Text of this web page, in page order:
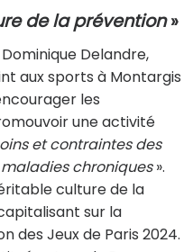
de la prévention»
Delandre,
aux sports à Montargis
les
une activité
et contraintes des
chroniques».
culture de la
sur la
des Jeux de Paris 2024.